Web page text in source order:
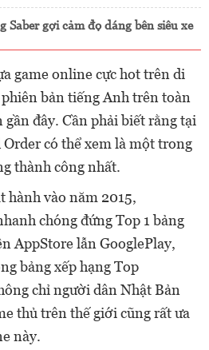
Saber gợi cảm đọ dáng bên siêu xe
game online cực hot trên di
bản tiếng Anh trên toàn
đây. Cần phải biết rằng tại
có thể xem là một trong
thành công nhất.
hành vào năm 2015,
chóng đứng Top 1 bảng
AppStore lẫn GooglePlay,
bảng xếp hạng Top
chỉ người dân Nhật Bản
thủ trên thế giới cũng rất ưa
này.